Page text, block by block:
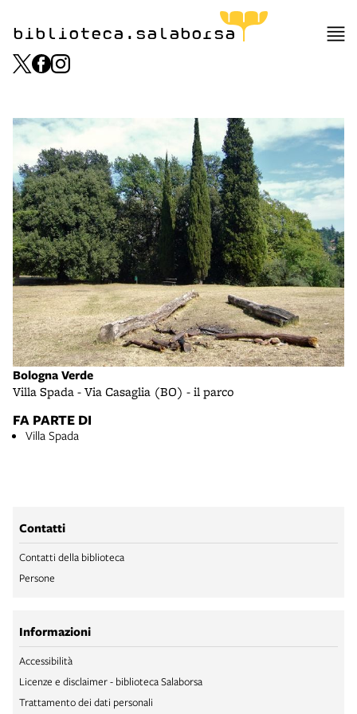
biblioteca.salaborsa
Bologna Verde
Villa Spada - Via Casaglia (BO) - il parco
FA PARTE DI
Villa Spada
Contatti
Contatti della biblioteca
Persone
Informazioni
Accessibilità
Licenze e disclaimer - biblioteca Salaborsa
Trattamento dei dati personali